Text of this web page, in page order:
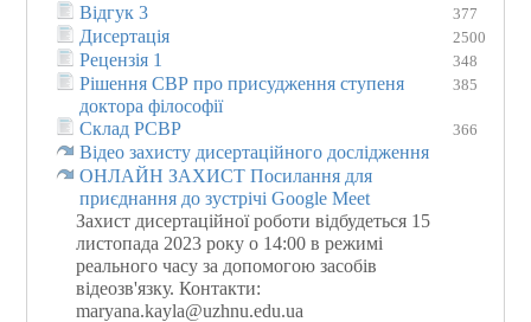
Відгук 3 377
Дисертація 2500
Рецензія 1 348
Рішення СВР про присудження ступеня
доктора філософії
385
Склад РСВР 366
Відео захисту дисертаційного дослідження
ОНЛАЙН ЗАХИСТ Посилання для
приєднання до зустрічі Google Meet
Захист дисертаційної роботи відбудеться 15
листопада 2023 року о 14:00 в режимі
реального часу за допомогою засобів
відеозв'язку. Контакти:
maryana.kayla@uzhnu.edu.ua